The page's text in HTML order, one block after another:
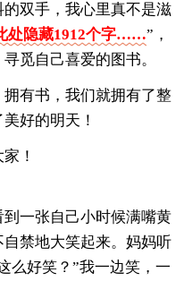
双手，我心里真不是滋
隐藏1912个字……”，
觅自己喜爱的图书。
有书，我们就拥有了整
好的明天！
！
一张自己小时候满嘴黄
禁地大笑起来。妈妈听
么好笑？”我一边笑，一